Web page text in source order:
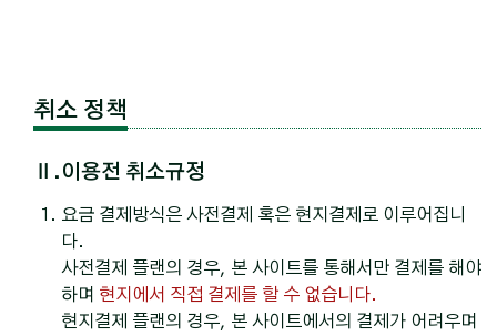
취소 정책
Ⅱ.이용전 취소규정
요금 결제방식은 사전결제 혹은 현지결제로 이루어집니
다.
사전결제 플랜의 경우, 본 사이트를 통해서만 결제를 해야
하며 현지에서 직접 결제를 할 수 없습니다.
현지결제 플랜의 경우, 본 사이트에서의 결제가 어려우며